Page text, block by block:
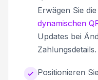
Erwägen Sie
dynamischen
Updates bei
Zahlungsdetails.
Positionieren